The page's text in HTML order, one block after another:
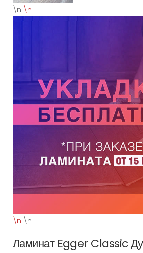
\n \n
\n \n
Ламинат Egger Classic